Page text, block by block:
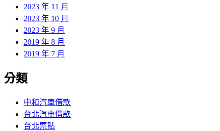
2023 年 11 月
2023 年 10 月
2023 年 9 月
2019 年 8 月
2019 年 7 月
分類
中和汽車借款
台北汽車借款
台北票貼